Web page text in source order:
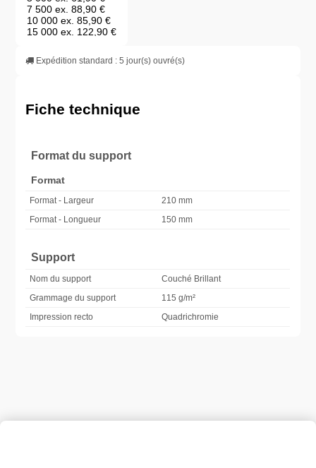
7 500 ex.88,90 €
10 000 ex.85,90 €
15 000 ex. 122,90 €
25 000 ex.
30 000 ex. 226,90 €
Expédition standard : 5 jour(s) ouvré(s)
Fiche technique
Format du support
Format
Format - Largeur
210 mm
Format - Longueur
150 mm
Support
Nom du support
Couché Brillant
Grammage du support
115 g/m²
Impression recto
Quadrichromie